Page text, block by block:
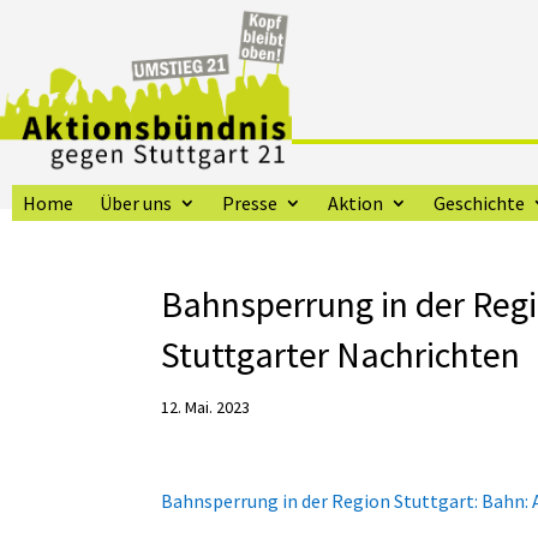
Home Über uns Presse Aktion Geschichte
Bahnsperrung in der
Stuttgarter Nachrichten
12. Mai. 2023
Bahnsperrung in der Region Stuttgart: Bahn: